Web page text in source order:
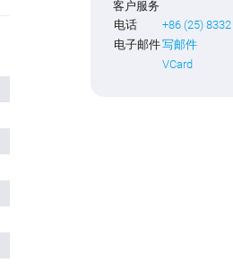
客户服务
电话
+86 (25) 8332
电子邮件写邮件
VCard